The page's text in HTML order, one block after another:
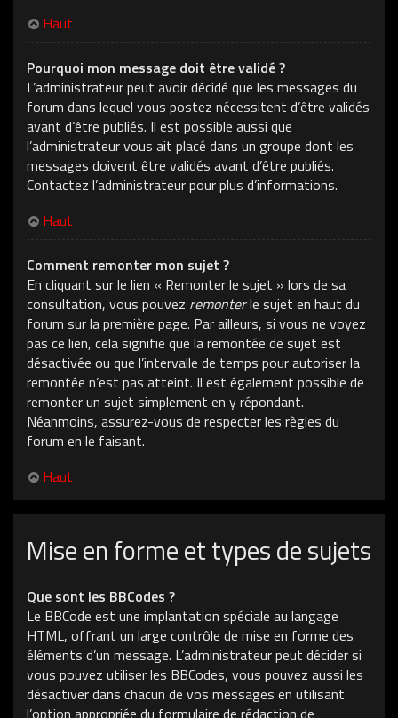
Haut
Pourquoi mon message doit être validé ?
L’administrateur peut avoir décidé que les messages du
forum dans lequel vous postez nécessitent d’être validés
avant d’être publiés. Il est possible aussi que
l’administrateur vous ait placé dans un groupe dont les
messages doivent être validés avant d’être publiés.
Contactez l’administrateur pour plus d’informations.
Haut
Comment remonter mon sujet ?
En cliquant sur le lien « Remonter le sujet » lors de sa
consultation, vous pouvez remonterle sujet en haut du
forum sur la première page. Par ailleurs, si vous ne voyez
pas ce lien, cela signifie que la remontée de sujet est
désactivée ou que l’intervalle de temps pour autoriser la
remontée n’est pas atteint. Il est également possible de
remonter un sujet simplement en y répondant.
Néanmoins, assurez-vous de respecter les règles du
forum en le faisant.
Haut
Mise en forme et types de sujets
Que sont les BBCodes ?
Le BBCode est une implantation spéciale au langage
HTML, offrant un large contrôle de mise en forme des
éléments d’un message. L’administrateur peut décider si
vous pouvez utiliser les BBCodes, vous pouvez aussi les
désactiver dans chacun de vos messages en utilisant
l’option appropriée du formulaire de rédaction de